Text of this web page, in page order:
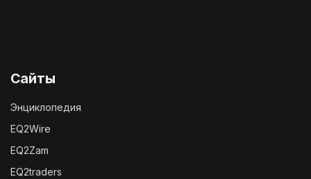
Сайты
Энциклопедия
EQ2Wire
EQ2Zam
EQ2traders